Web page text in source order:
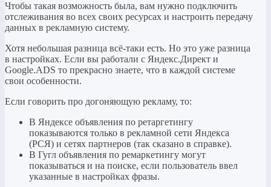
Чтобы такая возможность была, вам нужно подключить
отслеживания во всех своих ресурсах и настроить передачу
данных в рекламную систему.
Хотя небольшая разница всё-таки есть. Но это уже разница
в настройках. Если вы работали с Яндекс.Директ и
Google.ADS то прекрасно знаете, что в каждой системе
свои особенности.
Если говорить про догоняющую рекламу, то:
В Яндексе объявления по ретаргетингу
показываются только в рекламной сети Яндекса
(РСЯ) и сетях партнеров (так сказано в справке).
В Гугл объявления по ремаркетингу могут
показываться и на поиске, если пользователь ввел
указанные в настройках фразы.